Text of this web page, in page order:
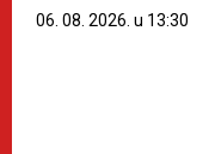
06. 08. 2026. u 13:30